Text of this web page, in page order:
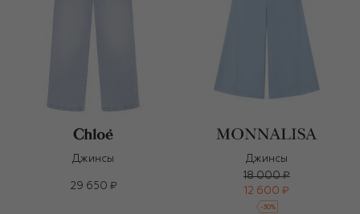
Джинсы
29 650 ₽
Джинсы
18 000 ₽
12 600 ₽
-30%